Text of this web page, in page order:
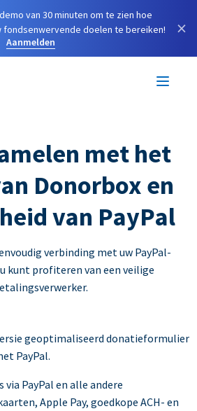
van 30 minuten om te zien hoe
fondsenwervende doelen te bereiken!
Aanmelden
×
met het
Donorbox en
van PayPal
verbinding met uw PayPal-
kunt profiteren van een veilige
geoptimaliseerd donatieformulier
PayPal.
PayPal en alle andere
Apple Pay, goedkope ACH- en